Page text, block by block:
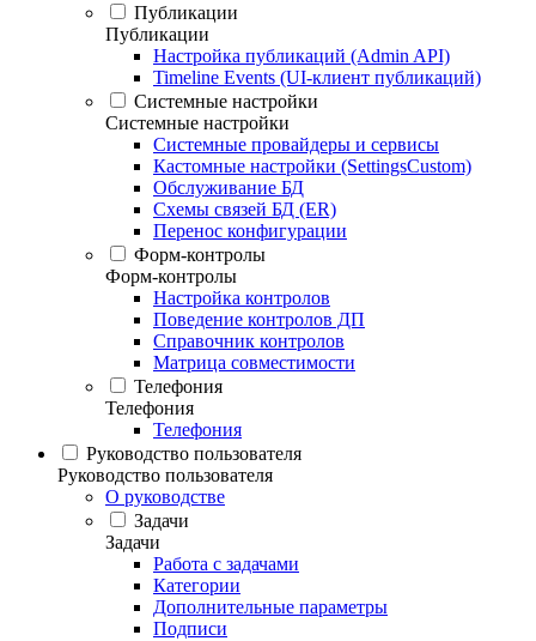
Публикации
Публикации
Настройка публикаций (Admin API)
Timeline Events (UI-клиент публикаций)
Системные настройки
Системные настройки
Системные провайдеры и сервисы
Кастомные настройки (SettingsCustom)
Обслуживание БД
Схемы связей БД (ER)
Перенос конфигурации
Форм-контролы
Форм-контролы
Настройка контролов
Поведение контролов ДП
Справочник контролов
Матрица совместимости
Телефония
Телефония
Телефония
Руководство пользователя
Руководство пользователя
О руководстве
Задачи
Задачи
Работа с задачами
Категории
Дополнительные параметры
Подписи